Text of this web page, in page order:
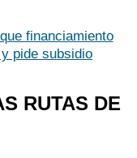
financiamiento
pide subsidio
RUTAS DE